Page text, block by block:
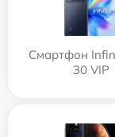
Смартфон
30 VIP